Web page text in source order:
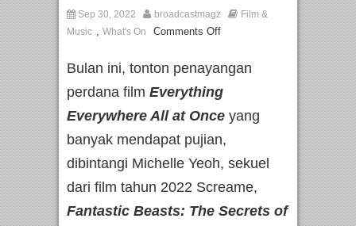
Sep 30, 2022 broadcastmagz
Film &
Music , What's On Comments Off
Bulan ini, tonton penayangan
perdana film Everything
Everywhere All at Once yang
banyak mendapat pujian,
dibintangi Michelle Yeoh, sekuel
dari film tahun 2022 Screame,
Fantastic Beasts: The Secrets of